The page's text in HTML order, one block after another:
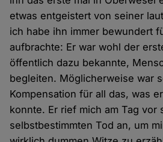
etwas entgeistert von seiner
ich habe ihn immer bewundert
aufbrachte: Er war wohl der
öffentlich dazu bekannte,
begleiten. Möglicherweise war
Kompensation für all das, was
konnte. Er rief mich am Tag vor
selbstbestimmten Tod an, um